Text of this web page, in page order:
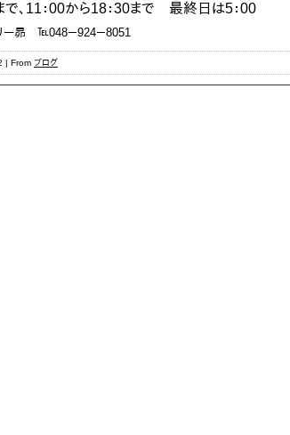
、11：00から18：30まで 最終日は5：00
ー昴 ℡048－924－8051
| From ブログ